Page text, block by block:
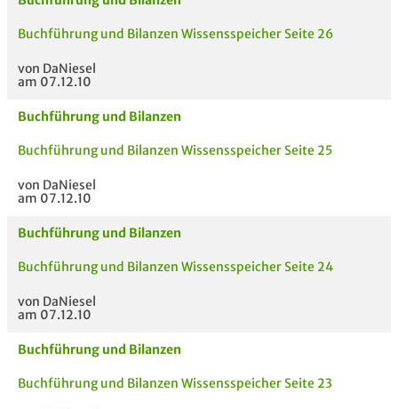
Buchführung und Bilanzen Wissensspeicher Seite 26
von DaNiesel
am 07.12.10
Buchführung und Bilanzen
Buchführung und Bilanzen Wissensspeicher Seite 25
von DaNiesel
am 07.12.10
Buchführung und Bilanzen
Buchführung und Bilanzen Wissensspeicher Seite 24
von DaNiesel
am 07.12.10
Buchführung und Bilanzen
Buchführung und Bilanzen Wissensspeicher Seite 23